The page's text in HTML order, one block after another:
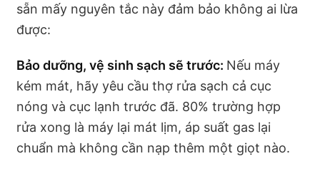
sẵn mấy nguyên tắc này đảm bảo không ai lừa
được:
Bảo dưỡng, vệ sinh sạch sẽ trước: Nếu máy
kém mát, hãy yêu cầu thợ rửa sạch cả cục
nóng và cục lạnh trước đã. 80% trường hợp
rửa xong là máy lại mát lịm, áp suất gas lại
chuẩn mà không cần nạp thêm một giọt nào.